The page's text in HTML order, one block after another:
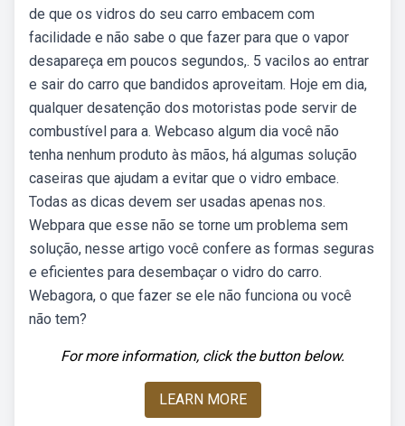
de que os vidros do seu carro embacem com
facilidade e não sabe o que fazer para que o vapor
desapareça em poucos segundos,. 5 vacilos ao entrar
e sair do carro que bandidos aproveitam. Hoje em dia,
qualquer desatenção dos motoristas pode servir de
combustível para a. Webcaso algum dia você não
tenha nenhum produto às mãos, há algumas solução
caseiras que ajudam a evitar que o vidro embace.
Todas as dicas devem ser usadas apenas nos.
Webpara que esse não se torne um problema sem
solução, nesse artigo você confere as formas seguras
e eficientes para desembaçar o vidro do carro.
Webagora, o que fazer se ele não funciona ou você
não tem?
For more information, click the button below.
LEARN MORE